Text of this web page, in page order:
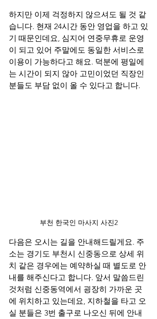
하지만 이제 걱정하지 않으셔도 될 것 같
습니다. 현재 24시간 동안 영업을 하고 있
기 때문인데요, 심지어 연중무휴로 운영
이 되고 있어 주말에도 동일한 서비스로
이용이 가능하다고 해요. 덕분에 평일에
는 시간이 되지 않아 고민이었던 직장인
분들도 부담 없이 올 수 있다고 합니다.
부천 한국인 마사지 사진2
다음은 오시는 길을 안내해드릴게요. 주
소는 경기도 부천시 신중동으로 상세 위
치 같은 경우에는 예약하실 때 별도로 안
내를 해주신다고 합니다. 앞서 말씀드린
것처럼 신중동역에서 굉장히 가까운 곳
에 위치하고 있는데요, 지하철을 타고 오
실 분들은 3번 출구로 나오신 뒤에 안내